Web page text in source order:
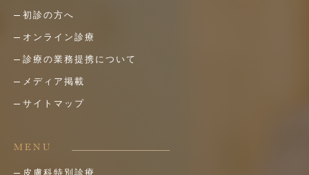
初診の方へ
オンライン診療
診療の業務提携について
メディア掲載
サイトマップ
MENU
皮膚科特別診療